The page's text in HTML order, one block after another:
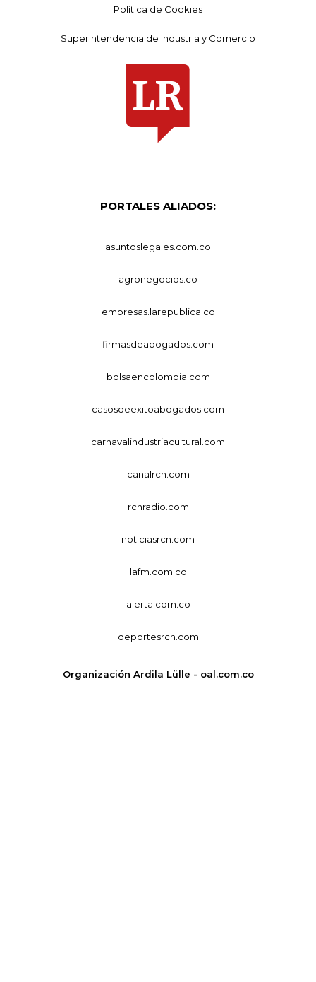
Política de Cookies
Superintendencia de Industria y Comercio
PORTALES ALIADOS:
asuntoslegales.com.co
agronegocios.co
empresas.larepublica.co
firmasdeabogados.com
bolsaencolombia.com
casosdeexitoabogados.com
carnavalindustriacultural.com
canalrcn.com
rcnradio.com
noticiasrcn.com
lafm.com.co
alerta.com.co
deportesrcn.com
Organización Ardila Lülle - oal.com.co